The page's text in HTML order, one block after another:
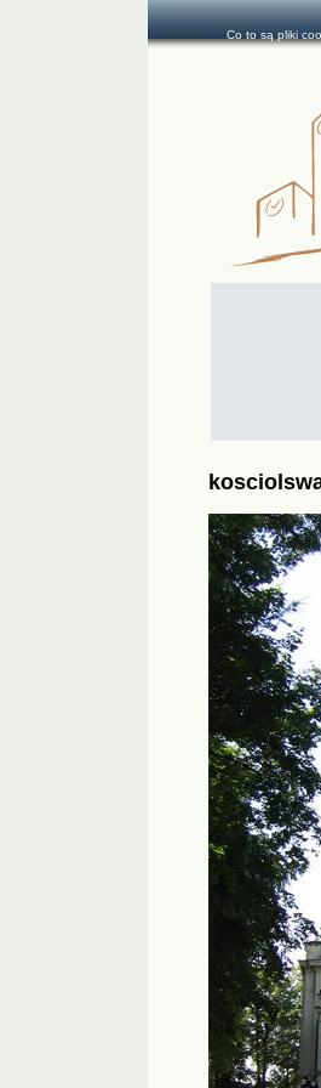
Co to są pliki